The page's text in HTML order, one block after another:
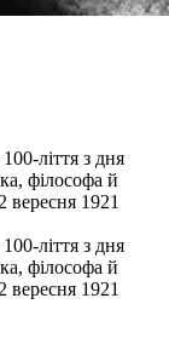
ліття з дня
філософа й
вересня 1921
ліття з дня
філософа й
вересня 1921